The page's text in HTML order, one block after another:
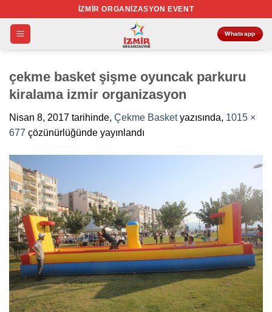
atla
İZMIR ORGANIZASYON EVENT
Whatsapp
çekme basket şişme oyuncak parkuru
kiralama izmir organizasyon
Nisan 8, 2017 tarihinde, Çekme Basketyazısında, 1015 ×
677 çözünürlüğünde yayınlandı